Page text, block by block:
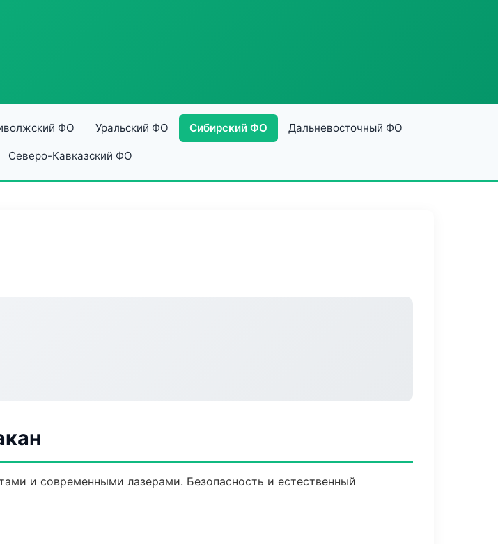
ФО Уральский ФО Сибирский ФО Дальневосточный ФО
Северо-Кавказский ФО
и современными лазерами. Безопасность и естественный